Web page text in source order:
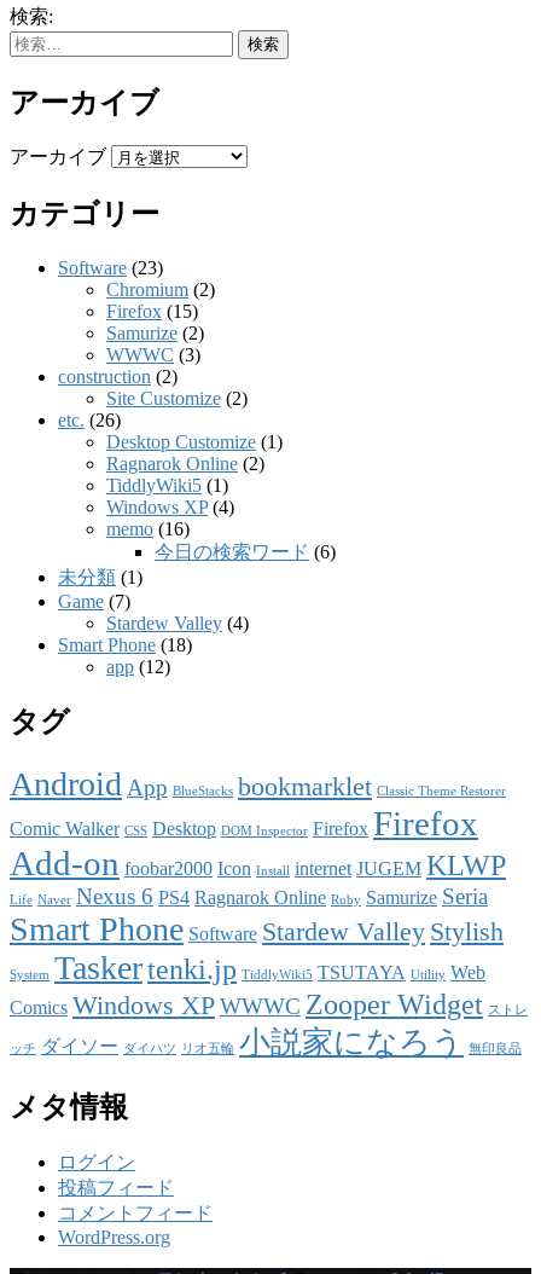
検索:
アーカイブ
アーカイブ
カテゴリー
Software (23)
Chromium (2)
Firefox (15)
Samurize (2)
WWWC (3)
construction (2)
Site Customize (2)
etc. (26)
Desktop Customize (1)
Ragnarok Online (2)
TiddlyWiki5 (1)
Windows XP(4)
memo (16)
今日の検索ワード (6)
未分類 (1)
Game (7)
Stardew Valley (4)
Smart Phone (18)
app (12)
タグ
Android App BlueStacks bookmarklet Classic Theme Restorer
Comic Walker CSS Desktop DOM Inspector Firefox Firefox
Add-on foobar2000 Icon Install internet JUGEM KLWP
Life Naver Nexus 6 PS4 Ragnarok Online Ruby Samurize Seria
Smart Phone Software Stardew Valley Stylish
System Taskertenki.jp TiddlyWiki5 TSUTAYA Utility Web
Comics Windows XPWWWC Zooper Widget ストレ
ッチ ダイソー ダイハツ リオ五輪 小説家になろう 無印良品
メタ情報
ログイン
投稿フィード
コメントフィード
WordPress.org